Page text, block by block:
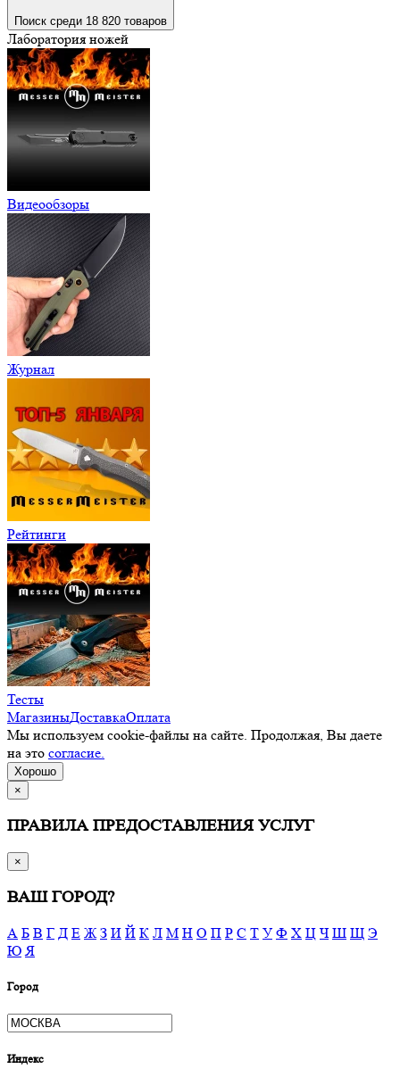
Поиск среди 18 820 товаров
Лаборатория ножей
Видеообзоры
Журнал
Рейтинги
Тесты
МагазиныДоставкаОплата
Мы используем cookie-файлы на сайте. Продолжая, Вы даете
на это согласие.
Хорошо
×
ПРАВИЛА ПРЕДОСТАВЛЕНИЯ УСЛУГ
×
ВАШ ГОРОД?
А Б В Г Д Е Ж З И Й К Л М Н О П Р С Т У Ф Х Ц Ч Ш Щ Э
Ю Я
Город
Индекс